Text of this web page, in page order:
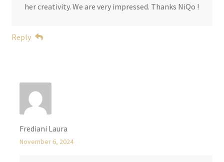
her creativity. We are very impressed. Thanks NiQo !
Reply
Frediani Laura
November 6, 2024